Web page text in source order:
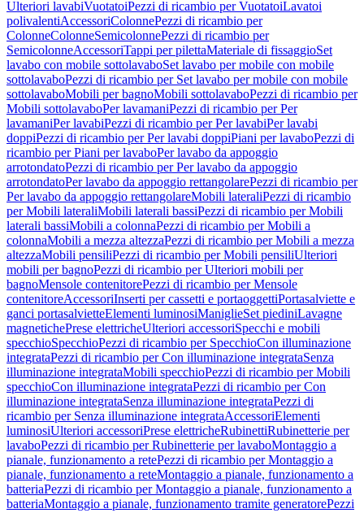
Ulteriori lavabiVuotatoiPezzi di ricambio per VuotatoiLavatoi
polivalentiAccessoriColonnePezzi di ricambio per
ColonneColonneSemicolonnePezzi di ricambio per
SemicolonneAccessoriTappi per pilettaMateriale di fissaggioSet
lavabo con mobile sottolavaboSet lavabo per mobile con mobile
sottolavaboPezzi di ricambio per Set lavabo per mobile con mobile
sottolavaboMobili per bagnoMobili sottolavaboPezzi di ricambio per
Mobili sottolavaboPer lavamaniPezzi di ricambio per Per
lavamaniPer lavabiPezzi di ricambio per Per lavabiPer lavabi
doppiPezzi di ricambio per Per lavabi doppiPiani per lavaboPezzi di
ricambio per Piani per lavaboPer lavabo da appoggio
arrotondatoPezzi di ricambio per Per lavabo da appoggio
arrotondatoPer lavabo da appoggio rettangolarePezzi di ricambio per
Per lavabo da appoggio rettangolareMobili lateraliPezzi di ricambio
per Mobili lateraliMobili laterali bassiPezzi di ricambio per Mobili
laterali bassiMobili a colonnaPezzi di ricambio per Mobili a
colonnaMobili a mezza altezzaPezzi di ricambio per Mobili a mezza
altezzaMobili pensiliPezzi di ricambio per Mobili pensiliUlteriori
mobili per bagnoPezzi di ricambio per Ulteriori mobili per
bagnoMensole contenitorePezzi di ricambio per Mensole
contenitoreAccessoriInserti per cassetti e portaoggettiPortasalviette e
ganci portasalvietteElementi luminosiManiglieSet piediniLavagne
magnetichePrese elettricheUlteriori accessoriSpecchi e mobili
specchioSpecchioPezzi di ricambio per SpecchioCon illuminazione
integrataPezzi di ricambio per Con illuminazione integrataSenza
illuminazione integrataMobili specchioPezzi di ricambio per Mobili
specchioCon illuminazione integrataPezzi di ricambio per Con
illuminazione integrataSenza illuminazione integrataPezzi di
ricambio per Senza illuminazione integrataAccessoriElementi
luminosiUlteriori accessoriPrese elettricheRubinettiRubinetterie per
lavaboPezzi di ricambio per Rubinetterie per lavaboMontaggio a
pianale, funzionamento a retePezzi di ricambio per Montaggio a
pianale, funzionamento a reteMontaggio a pianale, funzionamento a
batteriaPezzi di ricambio per Montaggio a pianale, funzionamento a
batteriaMontaggio a pianale, funzionamento tramite generatorePezzi